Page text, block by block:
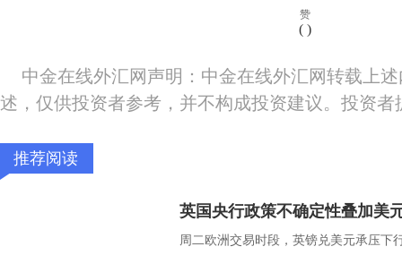
赞
( )
中金在线外汇网声明：中金在线外汇网转载上
述，仅供投资者参考，并不构成投资建议。投资
推荐阅读
周二欧洲交易时段，英镑兑美元承压下